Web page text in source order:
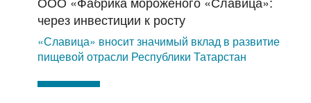
через инвестиции к росту
«Славица» вносит значимый вклад в развитие
пищевой отрасли Республики Татарстан